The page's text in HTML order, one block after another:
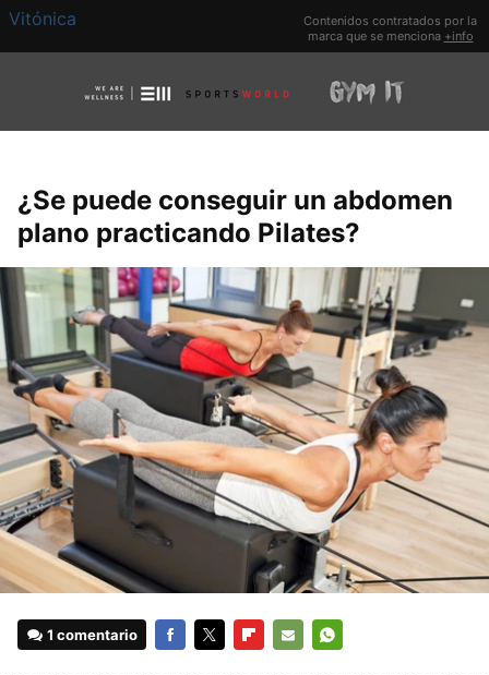
Contenidos contratados por la
marca que se menciona +info
Vitónica
¿Se puede conseguir un abdomen
plano practicando Pilates?
1 comentario